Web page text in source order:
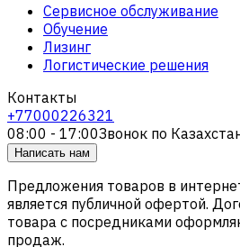
Сервисное обслуживание
Обучение
Лизинг
Логистические решения
Контакты
+77000226321
08:00 - 17:00Звонок по
Написать нам
Предложения товаров в
является публичной офертой.
товара с посредниками
продаж.